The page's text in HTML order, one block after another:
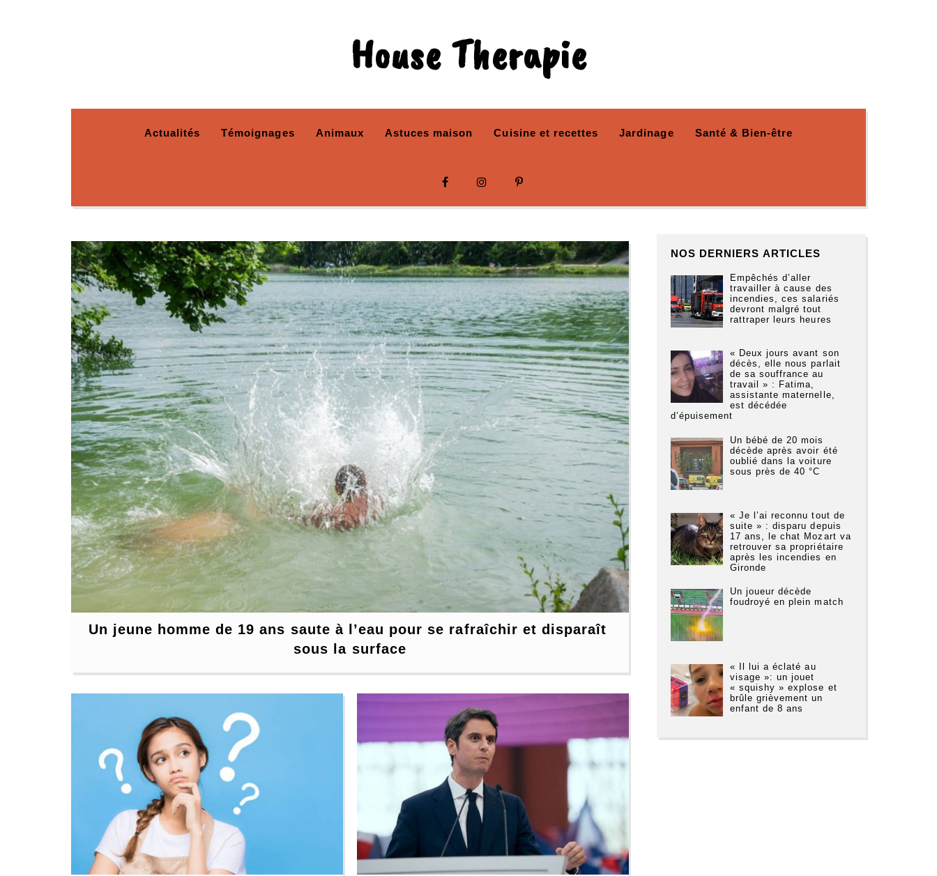
House Therapie
Actualités Témoignages Animaux Astuces maison Cuisine et recettes Jardinage Santé & Bien-être
Un jeune homme de 19 ans saute à l’eau pour se rafraîchir et disparaît
sous la surface
NOS DERNIERS ARTICLES
Empêchés d’aller
travailler à cause des
incendies, ces salariés
devront malgré tout
rattraper leurs heures
« Deux jours avant son
décès, elle nous parlait
de sa souffrance au
travail » : Fatima,
assistante maternelle,
est décédée
d’épuisement
Un bébé de 20 mois
décède après avoir été
oublié dans la voiture
sous près de 40 °C
« Je l’ai reconnu tout de
suite » : disparu depuis
17 ans, le chat Mozart va
retrouver sa propriétaire
après les incendies en
Gironde
Un joueur décède
foudroyé en plein match
« Il lui a éclaté au
visage »: un jouet
« squishy » explose et
brûle grièvement un
enfant de 8 ans